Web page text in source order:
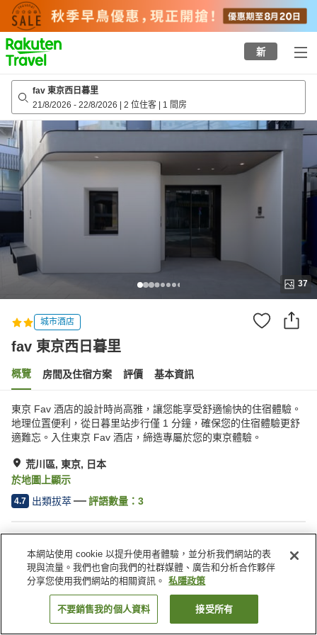
to
top
page
新
fav 東京西日暮里
21/8/2026 - 22/8/2026 | 2 位住客 | 1 間房
37
城市酒店
fav 東京西日暮里
概覽 房間及住宿方案 評價 基本資訊
東京 Fav 酒店的設計時尚高雅，讓您能享受舒適愉快的住宿體驗。
地理位置便利，從日暮里站步行僅 1 分鐘，確保您的住宿體驗更舒
適難忘。入住東京 Fav 酒店，締造專屬於您的東京體驗。
荒川區, 東京, 日本
於地圖上顯示
4.7 出類拔萃 評語數量： 3
免費洗衣房
找客房
本網站使用 cookie 以提升使用者體驗，並分析我們網站的表
現與流量。我們也會向我們的社群媒體、廣告和分析合作夥伴
分享您使用我們網站的相關資訊。
私隱政策
不要銷售我的個人資料 接受所有